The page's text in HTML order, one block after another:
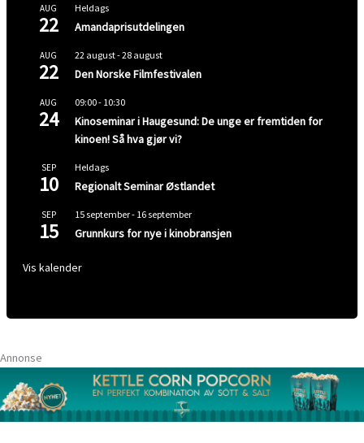
AUG
22
Heldags
Amandaprisutdelingen
AUG
22
22 august-28 august
Den Norske Filmfestivalen
AUG
24
09:00- 10:30
Kinoseminar i Haugesund: De unge er fremtiden for
kinoen! Så hva gjør vi?
SEP
10
Heldags
Regionalt Seminar Østlandet
SEP
15
15 september- 16 september
Grunnkurs for nye i kinobransjen
Vis kalender
Annonse